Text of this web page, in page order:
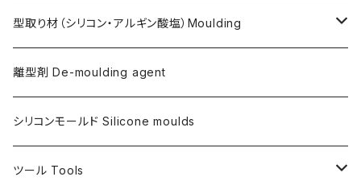
天然繊維 AC100/AC730共用
Flex Metal (AC730ベースの金属粉入り主材)
金属仕上げ副資材
アクリリックシーラーAC100用
AQSコートAC100用
フレキシガードシーラーAC730用
ステインプルーフコートAC100/AC730両用
型取り材（シリコン・アルギン酸塩）Moulding
シリコン
アルギン酸塩（アルジネート）
離型剤 De-moulding agent
シリコンモールド Silicone moulds
ツール Tools